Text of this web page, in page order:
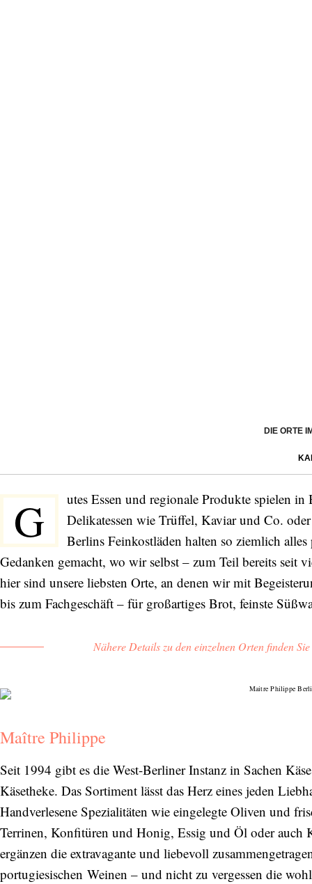
DIE ORTE
G
utes Essen und regionale Produkte spielen
Delikatessen wie Trüffel, Kaviar und Co.
Berlins Feinkostläden halten so ziemlich
Gedanken gemacht, wo wir selbst – zum Teil bereits seit
hier sind unsere liebsten Orte, an denen wir mit
bis zum Fachgeschäft – für großartiges Brot, feinste
Nähere Details zu den einzelnen Orten finden
Maître Philippe
Seit 1994 gibt es die West-Berliner Instanz in Sachen
Käsetheke. Das Sortiment lässt das Herz eines jeden
Handverlesene Spezialitäten wie eingelegte Oliven und
Terrinen, Konfitüren und Honig, Essig und Öl oder auch
ergänzen die extravagante und liebevoll
portugiesischen Weinen – und nicht zu vergessen die